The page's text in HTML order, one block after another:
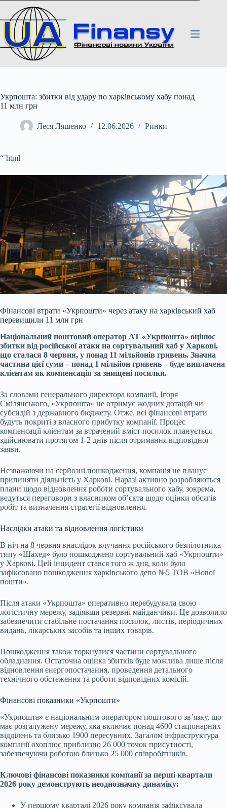
вмісту
Укрпошта: збитки від удару по харківському хабу понад
11 млн грн
Леся Ляшенко 12.06.2026 Ринки
“`html
Фінансові втрати «Укрпошти» через атаку на харківський хаб
перевищили 11 млн грн
Національний поштовий оператор АТ «Укрпошта» оцінює
збитки від російської атаки на сортувальний хаб у Харкові,
що сталася 8 червня, у понад 11 мільйонів гривень. Значна
частина цієї суми – понад 1 мільйон гривень – буде виплачена
клієнтам як компенсація за знищені посилки.
За словами генерального директора компанії, Ігоря
Смілянського, «Укрпошта» не отримує жодних дотацій чи
субсидій з державного бюджету. Отже, всі фінансові втрати
будуть покриті з власного прибутку компанії. Процес
компенсації клієнтам за втрачений вміст посилок планується
здійснювати протягом 1-2 днів після отримання відповідної
заяви.
Незважаючи на серйозні пошкодження, компанія не планує
припиняти діяльність у Харкові. Наразі активно розробляються
плани щодо відновлення роботи сортувального хабу, зокрема,
ведуться переговори з власником об’єкта щодо оцінки обсягів
робіт та визначення стратегії відновлення.
Наслідки атаки та відновлення логістики
В ніч на 8 червня внаслідок влучання російського безпілотника
типу «Шахед» було пошкоджено сортувальний хаб «Укрпошти»
у Харкові. Цей інцидент стався того ж дня, коли було
зафіксовано пошкодження харківського депо №5 ТОВ «Нової
пошти».
Після атаки «Укрпошта» оперативно перебудувала свою
логістичну мережу, задіявши резервні майданчики. Це дозволило
забезпечити стабільне постачання посилок, листів, періодичних
видань, лікарських засобів та інших товарів.
Пошкодження також торкнулися частини сортувального
обладнання. Остаточна оцінка збитків буде можлива лише після
відновлення енергопостачання, проведення детального
технічного обстеження та роботи відповідних комісій.
Фінансові показники «Укрпошти»
«Укрпошта» є національним оператором поштового зв’язку, що
має розгалужену мережу, яка включає понад 4600 стаціонарних
відділень та близько 1900 пересувних. Загалом інфраструктура
компанії охоплює приблизно 26 000 точок присутності,
забезпечуючи роботою близько 25 000 співробітників.
Ключові фінансові показники компанії за перші квартали
2026 року демонструють неоднозначну динаміку:
У першому кварталі 2026 року компанія зафіксувала